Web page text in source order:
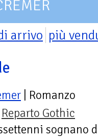
arrivo più
| Romanzo
Reparto Gothic
sognano